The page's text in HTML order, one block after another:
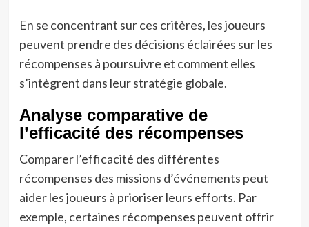
En se concentrant sur ces critères, les joueurs
peuvent prendre des décisions éclairées sur les
récompenses à poursuivre et comment elles
s’intègrent dans leur stratégie globale.
Analyse comparative de
l’efficacité des récompenses
Comparer l’efficacité des différentes
récompenses des missions d’événements peut
aider les joueurs à prioriser leurs efforts. Par
exemple, certaines récompenses peuvent offrir